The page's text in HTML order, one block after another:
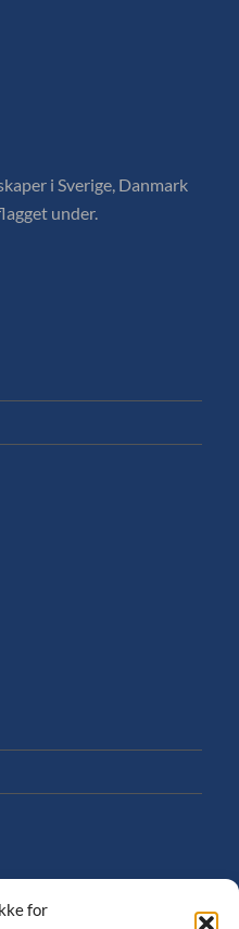
for
i Sverige, Danmark
under.